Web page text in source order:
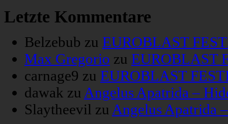
Letzte Kommentare
Belzebub zu EUROBLAST
Max Gregorio zu EUROBLAST
carnage9 zu EUROBLAST
dawak zu Angelus Apatrida –
Slaytheevil zu Angelus Apatrida